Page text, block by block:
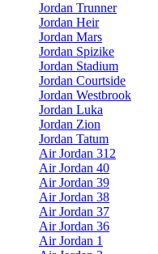
Jordan Trunner
Jordan Heir
Jordan Mars
Jordan Spizike
Jordan Stadium
Jordan Courtside
Jordan Westbrook
Jordan Luka
Jordan Zion
Jordan Tatum
Air Jordan 312
Air Jordan 40
Air Jordan 39
Air Jordan 38
Air Jordan 37
Air Jordan 36
Air Jordan 1